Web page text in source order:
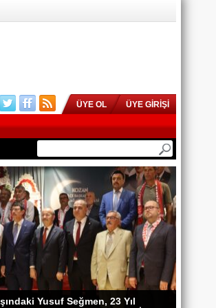
ÜYE OL ÜYE GİRİŞİ
Yusuf Seğmen, 23 Yıl